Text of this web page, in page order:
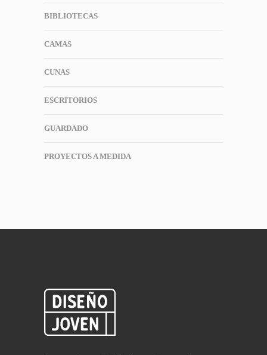
BIBLIOTECAS
CAMAS
CUNAS
ESCRITORIOS
GUARDADO
PROYECTOS A MEDIDA